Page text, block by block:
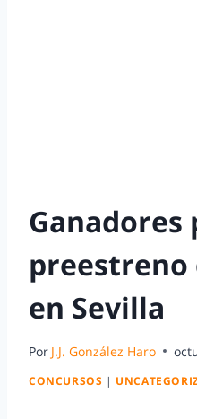
Ganadores
preestreno
en Sevilla
Por J.J. González Haro
CONCURSOS |